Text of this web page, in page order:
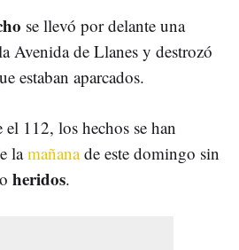
se llevó por delante una
Avenida de Llanes y destrozó
estaban aparcados.
112, los hechos se han
lamañanade este domingo sin
heridos.